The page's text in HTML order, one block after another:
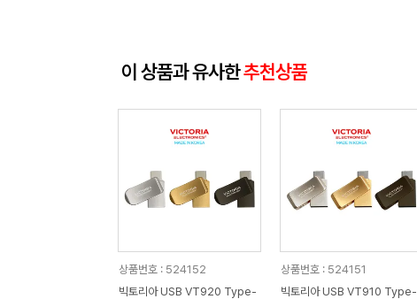
이 상품과 유사한추천상품
상품번호 : 524152
빅토리아 USB VT920 Type-
상품번호 : 524151
빅토리아 USB VT910 Type-